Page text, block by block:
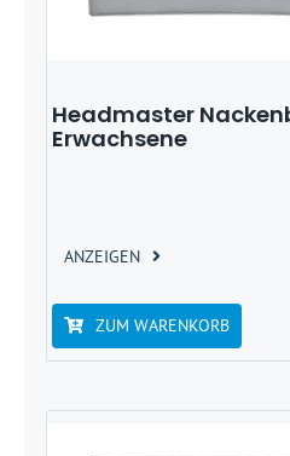
Headmaster
Erwachsene
ANZEIGEN
ZUM WARENKORB